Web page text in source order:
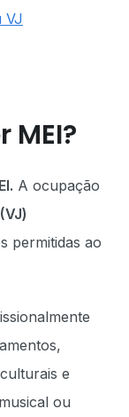
VJ
MEI?
A ocupação
permitidas ao
e
ou